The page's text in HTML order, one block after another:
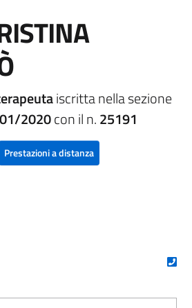
iscritta nella sezione
2020con il n.25191
Prestazioni a distanza